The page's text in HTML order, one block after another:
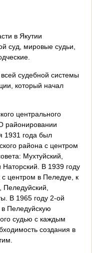
в Якутии
суд, мировые судьи,
судебной системы
который начал
центрального
районировании
1931 года был
района с центром
Мухтуйский,
Наторский. В 1939 году
центром в Пеледуе, к
В 1965 году 2-ой
в Пеледуйскую
судью с каждым
создания в